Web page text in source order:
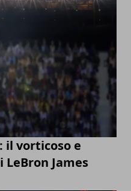
il vorticoso e
James